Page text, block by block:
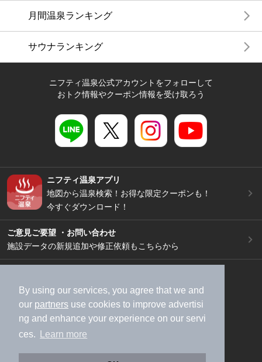
By using our services, you agree that we and
our partners use cookies to improve advertisi
ng and enhance your experience on our servi
ces.
Learn more
月間温泉ランキング
サウナランキング
ニフティ温泉公式アカウントをフォローして
おトク情報やクーポン情報を受け取ろう
ニフティ温泉アプリ
地図から温泉検索！お得な限定クーポンも！
今すぐダウンロード！
ご意見ご要望 ・お問い合わせ
施設データの新規追加や修正依頼もこちらから
加盟店募集（資料請求）
広告出稿のご案内
利用規約
ライフスタイルMEMBERS+規約
特定商取引法に基づく表記
ヘルプ
採用情報
運営会社